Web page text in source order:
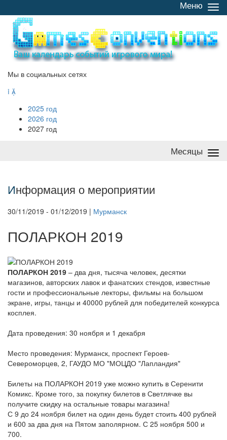
/
Меню
Мы в социальных сетях
 
2025 год
2026 год
2027 год
Месяцы
Информация о мероприятии
30/11/2019 - 01/12/2019 | Мурманск
ПОЛАРКОН 2019
ПОЛАРКОН 2019 – два дня, тысяча человек, десятки
магазинов, авторских лавок и фанатских стендов, известные
гости и профессиональные лекторы, фильмы на большом
экране, игры, танцы и 40000 рублей для победителей конкурса
косплея.
Дата проведения: 30 ноября и 1 декабря
Место проведения: Мурманск, проспект Героев-
Североморцев, 2, ГАУДО МО "МОЦДО "Лапландия"
Билеты на ПОЛАРКОН 2019 уже можно купить в Серенити
Комикс. Кроме того, за покупку билетов в Светлячке вы
получите скидку на остальные товары магазина!
С 9 до 24 ноября билет на один день будет стоить 400 рублей
и 600 за два дня на Пятом заполярном. С 25 ноября 500 и
700.